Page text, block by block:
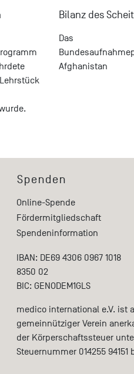
Bilanz des
Das
Afghanistan
Spenden
Online-Spende
Fördermitgliedschaft
Spendeninformation
IBAN: DE69 4306 0967 1018
8350 02
BIC: GENODEM1GLS
medico international e.V. ist
gemeinnütziger Verein
der Körperschaftssteuer
Steuernummer 014255 94151